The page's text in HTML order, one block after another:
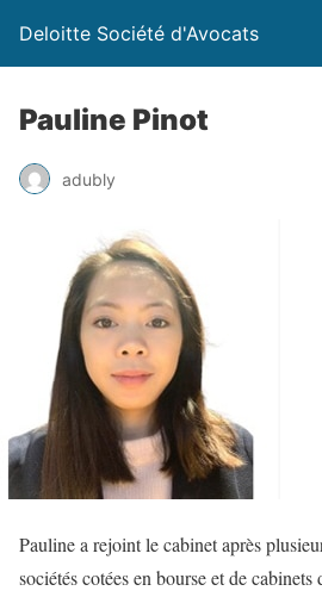
Deloitte Société d'Avocats
Pauline Pinot
adubly
Pauline a rejoint le cabinet après
sociétés cotées en bourse et de